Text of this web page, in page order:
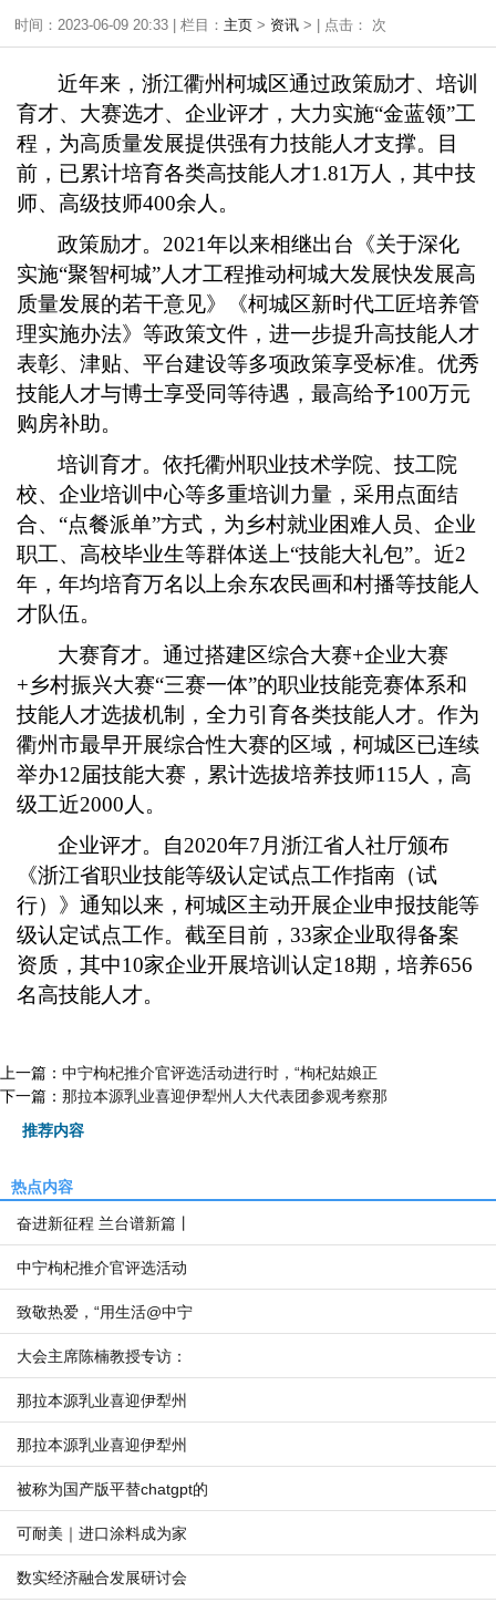
时间：2023-06-09 20:33 | 栏目： 主页 > 资讯 > | 点击： 次
近年来，浙江衢州柯城区通过政策励才、培训
育才、大赛选才、企业评才，大力实施“金蓝领”工
程，为高质量发展提供强有力技能人才支撑。目
前，已累计培育各类高技能人才1.81万人，其中技
师、高级技师400余人。
政策励才。2021年以来相继出台《关于深化
实施“聚智柯城”人才工程推动柯城大发展快发展高
质量发展的若干意见》《柯城区新时代工匠培养管
理实施办法》等政策文件，进一步提升高技能人才
表彰、津贴、平台建设等多项政策享受标准。优秀
技能人才与博士享受同等待遇，最高给予100万元
购房补助。
培训育才。依托衢州职业技术学院、技工院
校、企业培训中心等多重培训力量，采用点面结
合、“点餐派单”方式，为乡村就业困难人员、企业
职工、高校毕业生等群体送上“技能大礼包”。近2
年，年均培育万名以上余东农民画和村播等技能人
才队伍。
大赛育才。通过搭建区综合大赛+企业大赛
+乡村振兴大赛“三赛一体”的职业技能竞赛体系和
技能人才选拔机制，全力引育各类技能人才。作为
衢州市最早开展综合性大赛的区域，柯城区已连续
举办12届技能大赛，累计选拔培养技师115人，高
级工近2000人。
企业评才。自2020年7月浙江省人社厅颁布
《浙江省职业技能等级认定试点工作指南（试
行）》通知以来，柯城区主动开展企业申报技能等
级认定试点工作。截至目前，33家企业取得备案
资质，其中10家企业开展培训认定18期，培养656
名高技能人才。
上一篇： 中宁枸杞推介官评选活动进行时，“枸杞姑娘正
下一篇： 那拉本源乳业喜迎伊犁州人大代表团参观考察那
推荐内容
热点内容
奋进新征程 兰台谱新篇丨
中宁枸杞推介官评选活动
致敬热爱，“用生活@中宁
大会主席陈楠教授专访：
那拉本源乳业喜迎伊犁州
那拉本源乳业喜迎伊犁州
被称为国产版平替chatgpt的
可耐美｜进口涂料成为家
数实经济融合发展研讨会